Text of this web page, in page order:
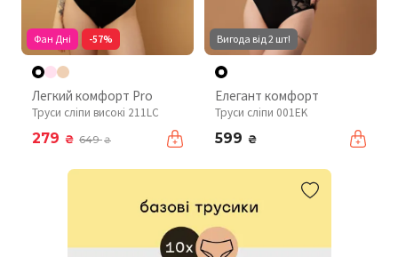
Фан Дні -57%
Легкий комфорт Pro
Труси сліпи високі 211LC
279 ₴ 649₴
Вигода від 2 шт!
Елегант комфорт
Труси сліпи 001EK
599 ₴